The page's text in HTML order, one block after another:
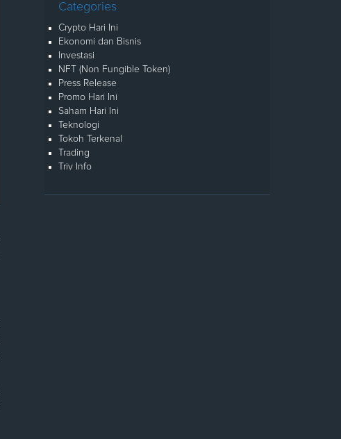
Categories
Crypto Hari Ini
Ekonomi dan Bisnis
Investasi
NFT (Non Fungible Token)
Press Release
Promo Hari Ini
Saham Hari Ini
Teknologi
Tokoh Terkenal
Trading
Triv Info